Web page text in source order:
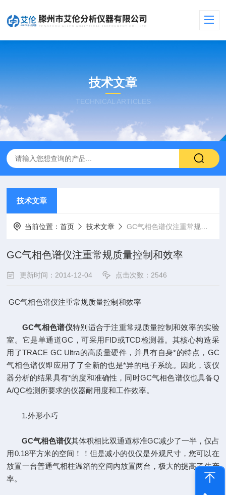
技术文章
TECHNICAL ARTICLES
技术文章
当前位置：首页 技术文章 GC气相色谱仪注重常规质量控制和效率
GC气相色谱仪注重常规质量控制和效率
更新时间：2014-12-04 点击次数：2546
GC气相色谱仪注重常规质量控制和效率
GC气相色谱仪特别适合于注重常规质量控制和效率的实验
室。它是单通道GC，可采用FID或TCD检测器。其核心构造采
用了TRACE GC Ultra的高质量硬件，并具有自身*的特点，GC
气相色谱仪即应用了了全新的也是*异的电子系统。因此，该仪
器分析的结果具有*的度和准确性，同时GC气相色谱仪也具备Q
A/QC检测所要求的仪器耐用度和工作效率。
1.外形小巧
GC气相色谱仪其体积相比双通道标准GC减少了一半，仅占
用0.18平方米的空间！！但是减小的仅仅是外观尺寸，您可以在
放置一台普通气相柱温箱的空间内放置两台，极大的提高了生产
率。